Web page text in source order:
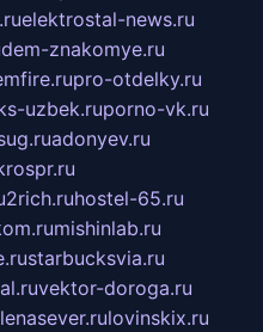
elektrostal-news.ru
znakomye.ru
pro-otdelky.ru
uzbek.ruporno-vk.ru
adonyev.ru
2rich.ruhostel-65.ru
mishinlab.ru
starbucksvia.ru
vektor-doroga.ru
lenasever.rulovinskix.ru